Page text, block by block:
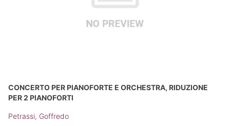
CONCERTO PER PIANOFORTE E ORCHESTRA, RIDUZIONE
PER 2 PIANOFORTI
Petrassi, Goffredo